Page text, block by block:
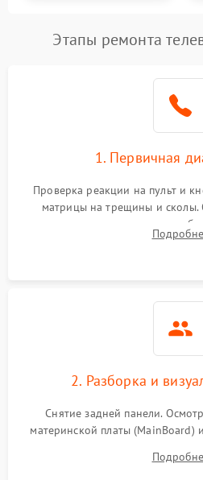
Этапы ремонта
1. Первичная
Проверка реакции на пульт и
матрицы на трещины и сколы.
подсветки и индикаторов
источников сигнала для
2. Разборка и
Снятие задней панели.
материнской платы (MainBoard)
Проверка надежности